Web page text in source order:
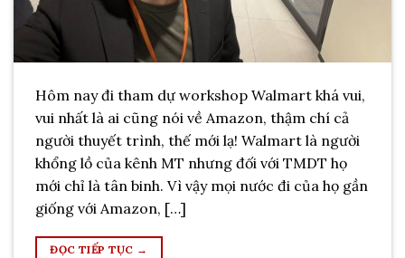
Hôm nay đi tham dự workshop Walmart khá vui,
vui nhất là ai cũng nói về Amazon, thậm chí cả
người thuyết trình, thế mới lạ! Walmart là người
khổng lồ của kênh MT nhưng đối với TMDT họ
mới chỉ là tân binh. Vì vậy mọi nước đi của họ gần
giống với Amazon, […]
ĐỌC TIẾP TỤC →